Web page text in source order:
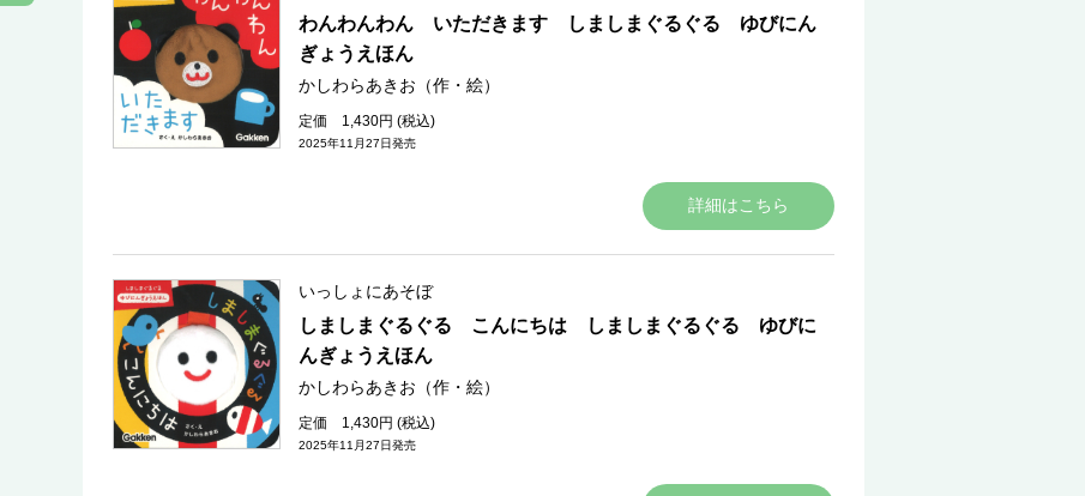
わんわんわん いただきます しましまぐるぐる ゆびにん
ぎょうえほん
かしわらあきお（作・絵）
定価 1,430円 (税込)
2025年11月27日発売
詳細はこちら
いっしょにあそぼ
しましまぐるぐる こんにちは しましまぐるぐる ゆびに
んぎょうえほん
かしわらあきお（作・絵）
定価 1,430円 (税込)
2025年11月27日発売